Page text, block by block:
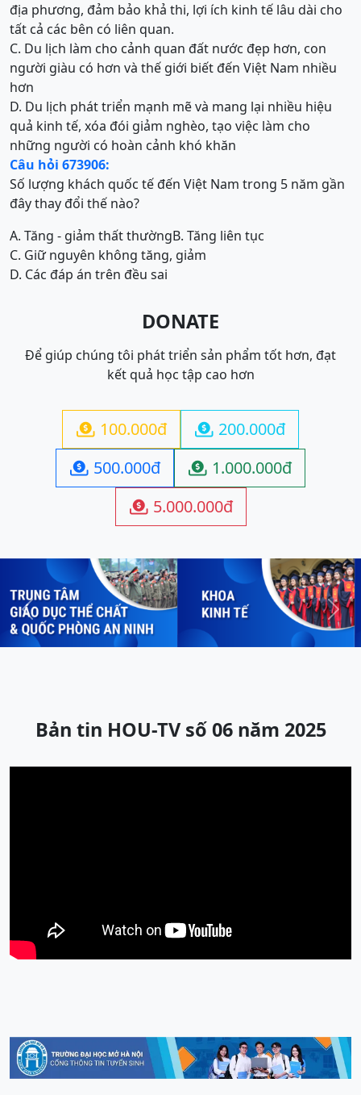
địa phương, đảm bảo khả thi, lợi ích kinh tế lâu dài cho
tất cả các bên có liên quan.
C. Du lịch làm cho cảnh quan đất nước đẹp hơn, con
người giàu có hơn và thế giới biết đến Việt Nam nhiều
hơn
D. Du lịch phát triển mạnh mẽ và mang lại nhiều hiệu
quả kinh tế, xóa đói giảm nghèo, tạo việc làm cho
những người có hoàn cảnh khó khăn
Câu hỏi 673906:
Số lượng khách quốc tế đến Việt Nam trong 5 năm gần
đây thay đổi thế nào?
A. Tăng - giảm thất thườngB. Tăng liên tục
C. Giữ nguyên không tăng, giảm
D. Các đáp án trên đều sai
DONATE
Để giúp chúng tôi phát triển sản phẩm tốt hơn, đạt
kết quả học tập cao hơn
 100.000đ  200.000đ
 500.000đ  1.000.000đ
 5.000.000đ
Previous Next
Bản tin HOU-TV số 06 năm 2025